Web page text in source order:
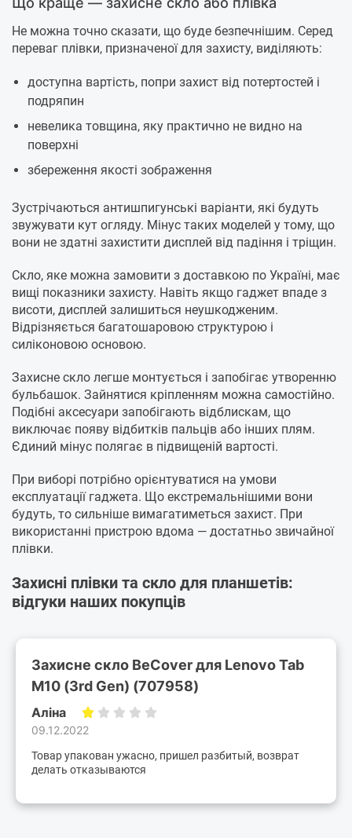
Не можна точно сказати, що буде безпечнішим. Серед
переваг плівки, призначеної для захисту, виділяють:
доступна вартість, попри захист від потертостей і
подряпин
невелика товщина, яку практично не видно на
поверхні
збереження якості зображення
Зустрічаються антишпигунські варіанти, які будуть
звужувати кут огляду. Мінус таких моделей у тому, що
вони не здатні захистити дисплей від падіння і тріщин.
Скло, яке можна замовити з доставкою по Україні, має
вищі показники захисту. Навіть якщо гаджет впаде з
висоти, дисплей залишиться неушкодженим.
Відрізняється багатошаровою структурою і
силіконовою основою.
Захисне скло легше монтується і запобігає утворенню
бульбашок. Зайнятися кріпленням можна самостійно.
Подібні аксесуари запобігають відблискам, що
виключає появу відбитків пальців або інших плям.
Єдиний мінус полягає в підвищеній вартості.
При виборі потрібно орієнтуватися на умови
експлуатації гаджета. Що екстремальнішими вони
будуть, то сильніше вимагатиметься захист. При
використанні пристрою вдома — достатньо звичайної
плівки.
Захисні плівки та скло для планшетів:
відгуки наших покупців
Захисне скло BeCover для Lenovo Tab
M10 (3rd Gen) (707958)
Аліна
09.12.2022
Товар упакован ужасно, пришел разбитый, возврат
делать отказываются